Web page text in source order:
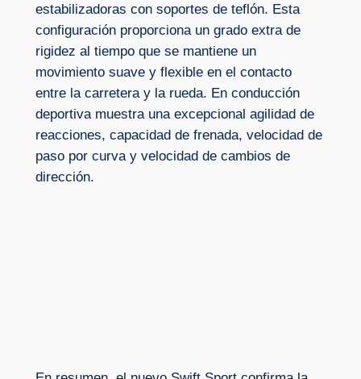
estabilizadoras con soportes de teflón. Esta
configuración proporciona un grado extra de
rigidez al tiempo que se mantiene un
movimiento suave y flexible en el contacto
entre la carretera y la rueda. En conducción
deportiva muestra una excepcional agilidad de
reacciones, capacidad de frenada, velocidad de
paso por curva y velocidad de cambios de
dirección.